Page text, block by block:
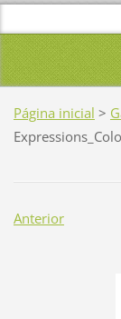
Página inicial >
Anterior